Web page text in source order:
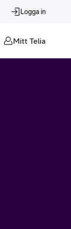
Logga in
Mitt Telia